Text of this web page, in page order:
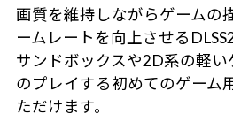
画質を維持しながらゲームの
ームレートを向上させる
サンドボックスや2D系の軽い
のプレイする初めてのゲーム
ただけます。